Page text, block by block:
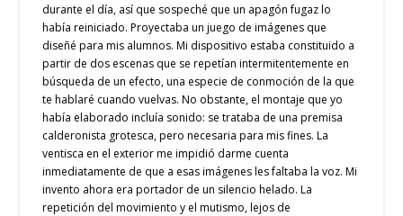
durante el día, así que sospeché que un apagón fugaz lo
había reiniciado. Proyectaba un juego de imágenes que
diseñé para mis alumnos. Mi dispositivo estaba constituido a
partir de dos escenas que se repetían intermitentemente en
búsqueda de un efecto, una especie de conmoción de la que
te hablaré cuando vuelvas. No obstante, el montaje que yo
había elaborado incluía sonido: se trataba de una premisa
calderonista grotesca, pero necesaria para mis fines. La
ventisca en el exterior me impidió darme cuenta
inmediatamente de que a esas imágenes les faltaba la voz. Mi
invento ahora era portador de un silencio helado. La
repetición del movimiento y el mutismo, lejos de